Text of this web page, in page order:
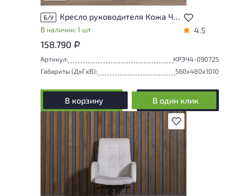
Б/У
В наличии: 1 шт 4.5
158.790 Р
Артикул:
КРЭЧ4-090725
Габариты (ДxГxВ):
560x480x1010
В корзину В один клик
В избранное
У товара присутствуют незначительные
следы эксплуатации, не влияющие на
удобство его использования